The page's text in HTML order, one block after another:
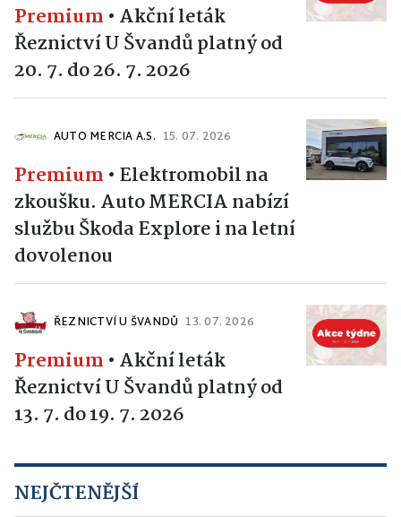
Premium • Akční leták
Řeznictví U Švandů platný od
20. 7. do 26. 7. 2026
AUTO MERCIA A.S. 15. 07. 2026
Premium • Elektromobil na
zkoušku. Auto MERCIA nabízí
službu Škoda Explore i na letní
dovolenou
ŘEZNICTVÍ U ŠVANDŮ 13. 07. 2026
Premium • Akční leták
Řeznictví U Švandů platný od
13. 7. do 19. 7. 2026
NEJČTENĚJŠÍ